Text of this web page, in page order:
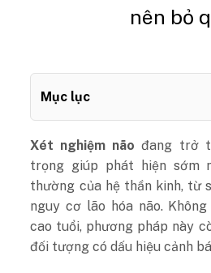
nên bỏ
Mục lục
Xét nghiệm nãođang trở
trọng giúp phát hiện sớm
thường của hệ thần kinh, từ
nguy cơ lão hóa não.
cao tuổi, phương pháp này
đối tượng có dấu hiệu cảnh